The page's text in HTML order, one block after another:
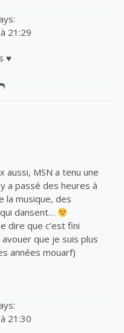
21:29
♥
aussi, MSN a tenu une
a passé des heures à
la musique, des
dansent…
dire que c’est fini
que je suis plus
années mouarf)
21:30